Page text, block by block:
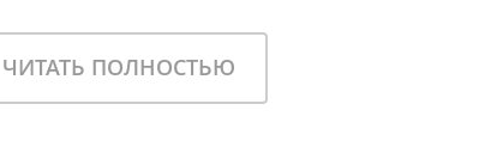
ЧИТАТЬ ПОЛНОСТЬЮ